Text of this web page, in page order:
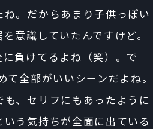
。だからあまり子供っぽい
意識していたんですけど。
負けてるよね（笑）。で
全部がいいシーンだよね。
、セリフにもあったように
いう気持ちが全面に出ている